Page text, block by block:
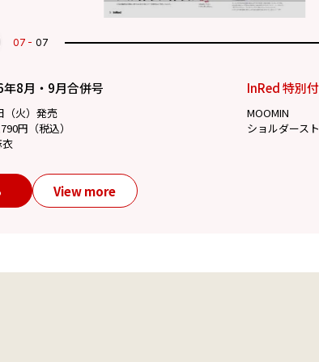
07 07
8月・9月合併号
（火）発売
円（税込）
InRed 特別
MOOMIN
ショルダース
View more